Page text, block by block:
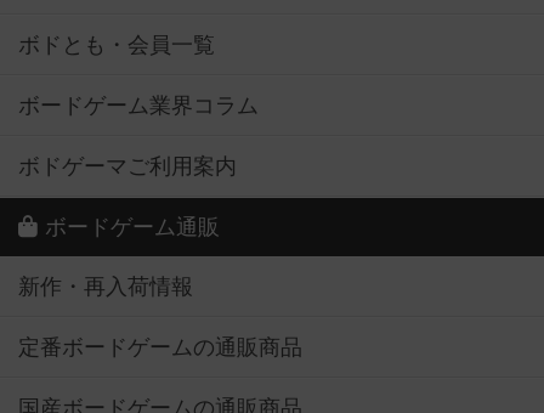
ボドとも・会員一覧
ボードゲーム業界コラム
ボドゲーマご利用案内
ボードゲーム通販
新作・再入荷情報
定番ボードゲームの通販商品